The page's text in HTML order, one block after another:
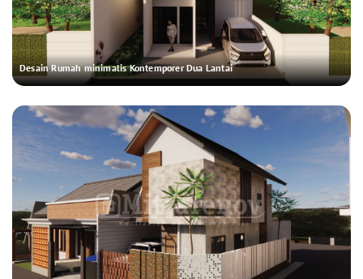
Desain Rumah minimalis Kontemporer Dua Lantai